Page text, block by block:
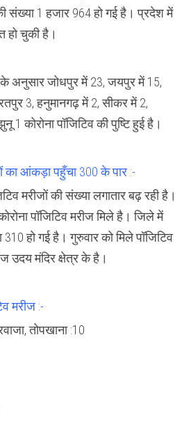
संख्या 1 हजार 964 हो गई है। प्रदेश में
हो चुकी है।
के अनुसार जोधपुर में 23, जयपुर में 15,
3, हनुमानगढ़ में 2, सीकर में 2,
कोरोना पॉजिटिव की पुष्टि हुई है।
का आंकड़ा पहुँचा 300 के पार :-
मरीजों की संख्या लगातार बढ़ रही है।
पॉजिटिव मरीज मिले है। जिले में
310 हो गई है। गुरुवार को मिले पॉजिटिव
उदय मंदिर क्षेत्र के है।
मरीज :-
तोपखाना :10